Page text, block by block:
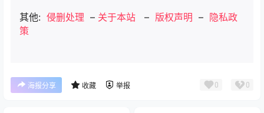
其他: 侵删处理 – 关于本站 – 版权声明 – 隐私政
策
海报分享 收藏 举报 0 0